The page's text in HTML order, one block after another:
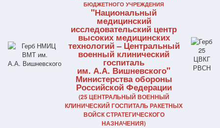
БЮДЖЕТНОГО УЧРЕЖДЕНИЯ
"Национальный
медицинский
исследовательский центр
высоких медицинских
технологий – Центральный
военный клинический
госпиталь
им. А.А. Вишневского"
Министерства обороны
Российской Федерации
(25 ЦЕНТРАЛЬНЫЙ ВОЕННЫЙ
КЛИНИЧЕСКИЙ ГОСПИТАЛЬ РАКЕТНЫХ
ВОЙСК СТРАТЕГИЧЕСКОГО
НАЗНАЧЕНИЯ)